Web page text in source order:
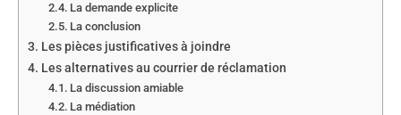
La demande explicite
La conclusion
Les pièces justificatives à joindre
Les alternatives au courrier de réclamation
La discussion amiable
La médiation